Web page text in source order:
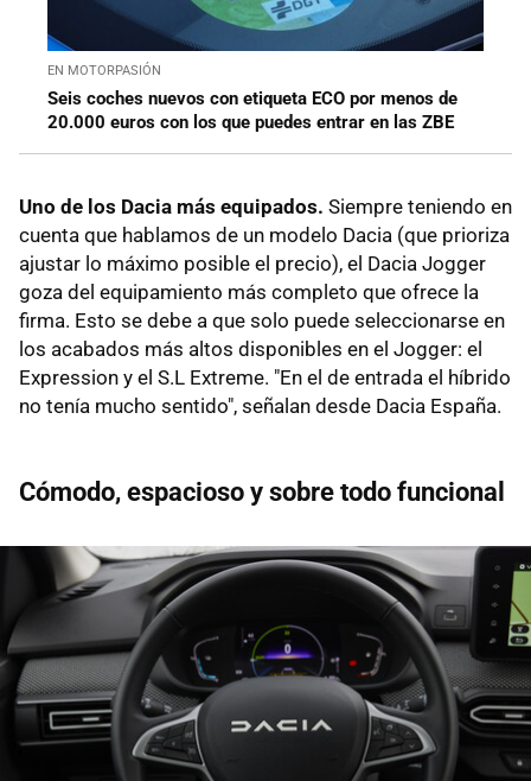
EN MOTORPASIÓN
Seis coches nuevos con etiqueta ECO por menos de
20.000 euros con los que puedes entrar en las ZBE
Uno de los Dacia más equipados. Siempre teniendo en
cuenta que hablamos de un modelo Dacia (que prioriza
ajustar lo máximo posible el precio), el Dacia Jogger
goza del equipamiento más completo que ofrece la
firma. Esto se debe a que solo puede seleccionarse en
los acabados más altos disponibles en el Jogger: el
Expression y el S.L Extreme. "En el de entrada el híbrido
no tenía mucho sentido", señalan desde Dacia España.
Cómodo, espacioso y sobre todo funcional